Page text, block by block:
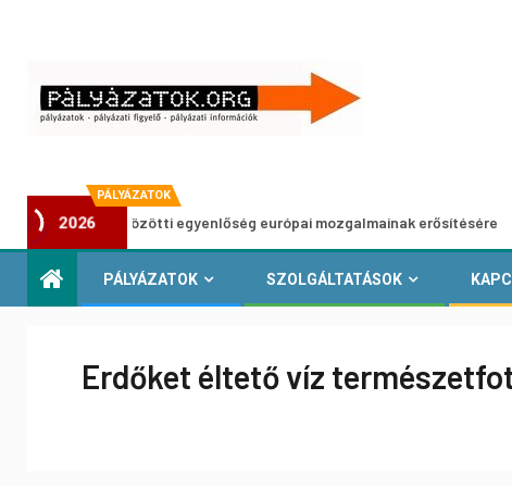
PÁLYÁZATOK
2026
közötti egyenlőség európai mozgalmainak erősítésére
PÁLYÁZATOK SZOLGÁLTATÁSOK
Erdőket éltető víz